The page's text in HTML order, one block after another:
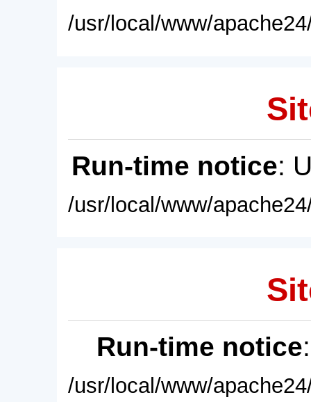
/usr/local/www/
Run-time notice:
/usr/local/www/
Run-time notice
/usr/local/www/